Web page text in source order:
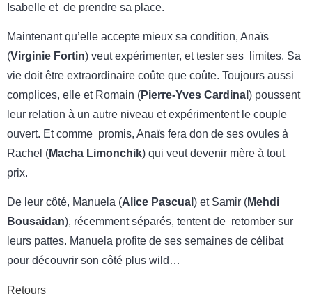
Isabelle et de prendre sa place.
Maintenant qu’elle accepte mieux sa condition, Anaïs
(Virginie Fortin) veut expérimenter, et tester ses limites. Sa
vie doit être extraordinaire coûte que coûte. Toujours aussi
complices, elle et Romain (Pierre-Yves Cardinal ) poussent
leur relation à un autre niveau et expérimentent le couple
ouvert. Et comme promis, Anaïs fera don de ses ovules à
Rachel (Macha Limonchik) qui veut devenir mère à tout
prix.
De leur côté, Manuela (Alice Pascual ) et Samir (Mehdi
Bousaidan), récemment séparés, tentent de retomber sur
leurs pattes. Manuela profite de ses semaines de célibat
pour découvrir son côté plus wild…
Retours